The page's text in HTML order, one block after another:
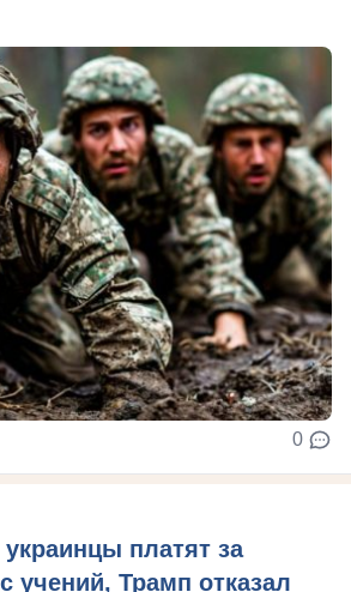
0
платят за
учений, Трамп отказал